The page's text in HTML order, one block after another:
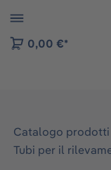
Skip to B2B
0,00 €*
Catalogo prodotti
Tubi per il